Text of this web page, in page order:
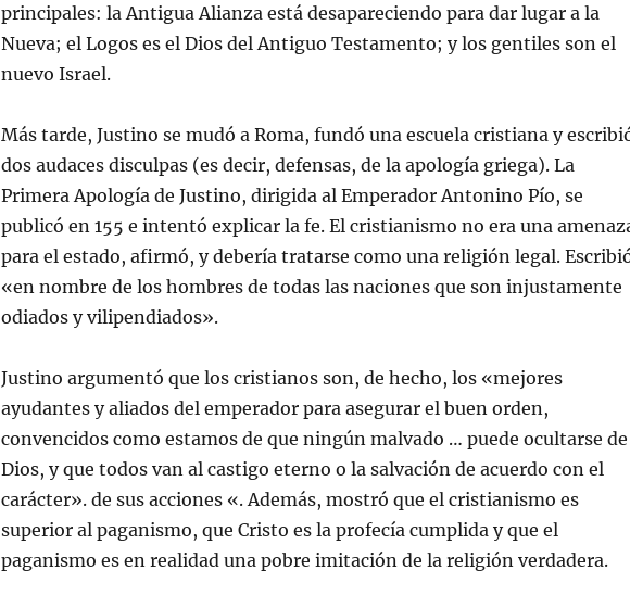
principales: la Antigua Alianza está desapareciendo para dar lugar a la
Nueva; el Logos es el Dios del Antiguo Testamento; y los gentiles son el
nuevo Israel.
Más tarde, Justino se mudó a Roma, fundó una escuela cristiana y
dos audaces disculpas (es decir, defensas, de la apología griega). La
Primera Apología de Justino, dirigida al Emperador Antonino Pío, se
publicó en 155 e intentó explicar la fe. El cristianismo no era una
para el estado, afirmó, y debería tratarse como una religión legal.
«en nombre de los hombres de todas las naciones que son injustamente
odiados y vilipendiados».
Justino argumentó que los cristianos son, de hecho, los «mejores
ayudantes y aliados del emperador para asegurar el buen orden,
convencidos como estamos de que ningún malvado … puede ocultarse de
Dios, y que todos van al castigo eterno o la salvación de acuerdo con el
carácter». de sus acciones «. Además, mostró que el cristianismo es
superior al paganismo, que Cristo es la profecía cumplida y que el
paganismo es en realidad una pobre imitación de la religión verdadera.